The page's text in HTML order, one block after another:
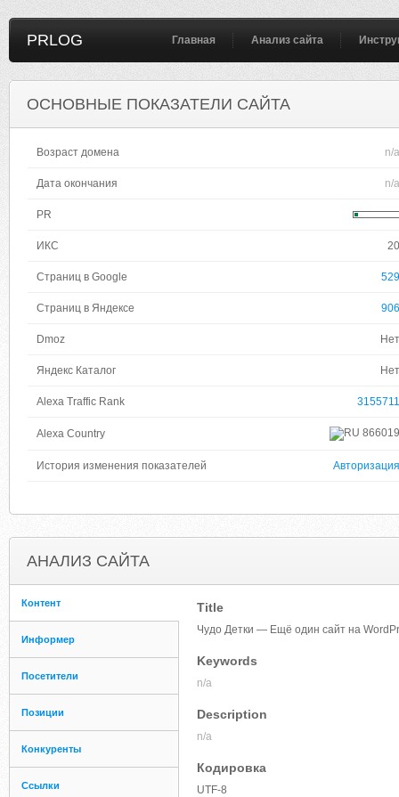
PRLOG Главная Анализ сайта
ОСНОВНЫЕ ПОКАЗАТЕЛИ САЙТА
Возраст домена n/a
Дата окончания n/a
PR
ИКС 20
Страниц в Google 529
Страниц в Яндексе 906
Dmoz Нет
Яндекс Каталог Нет
Alexa Traffic Rank 3155711
Alexa Country 866019
История изменения показателей Авторизация
АНАЛИЗ САЙТА
Контент
Информер
Посетители
Позиции
Конкуренты
Ссылки
Title
Чудо Детки — Ещё один сайт на
Keywords
n/a
Description
n/a
Кодировка
UTF-8